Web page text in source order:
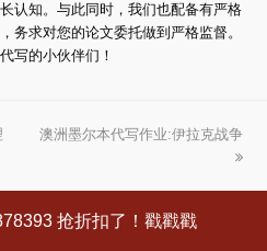
认知。与此同时，我们也配备有严格
务求对您的论文委托做到严格监督。
写的小伙伴们！
下
章:
澳洲墨尔本代写作业:伊拉克战争
抢折扣了！戳戳戳